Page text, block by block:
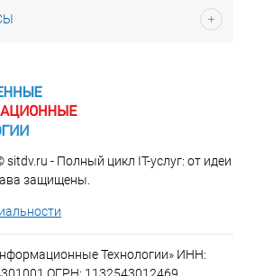
- Полный цикл IT-услуг: от идеи
защищены.
Технологии» ИНН: